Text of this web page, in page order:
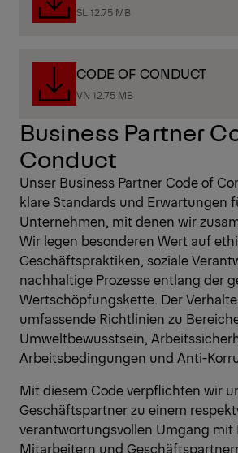
SL 12.75 MB
CODE OF CONDUCT
VN 12.75 MB
Business Partner
Conduct
Unser Business Partner Code of
klare Standards und Erwartungen
Unternehmen, mit denen wir
Wir legen besonderen Wert auf
Geschäftspraktiken, soziale
nachhaltige Prozesse entlang der
Wertschöpfungskette. Der
umfassende Richtlinien zu
Umweltbewusstsein,
Arbeitsbedingungen und Anti-
Mit diesem Code verpflichten wir
Geschäftspartner zu einem
verantwortungsvollen Umgang mit
Mitarbeitern und